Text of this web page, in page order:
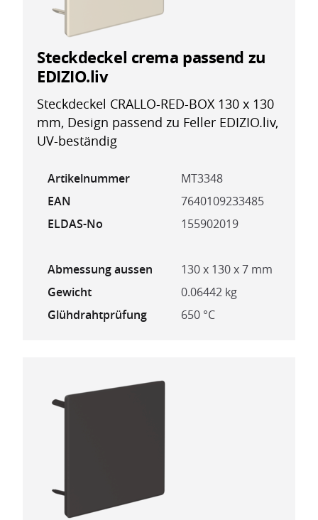
Steckdeckel crema passend zu
EDIZIO.liv
Steckdeckel CRALLO-RED-BOX 130 x 130
mm, Design passend zu Feller EDIZIO.liv,
UV-beständig
Artikelnummer
MT3348
EAN
7640109233485
ELDAS-No
155902019
Abmessung aussen
130 x 130 x 7 mm
Gewicht
0.06442 kg
Glühdrahtprüfung
650 °C